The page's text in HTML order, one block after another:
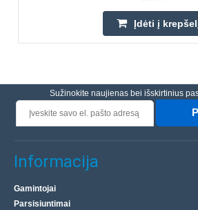
Įdėti į
Sužinokite naujienas bei išskirtinius
Informacija
Gamintojai
Parsisiuntimai